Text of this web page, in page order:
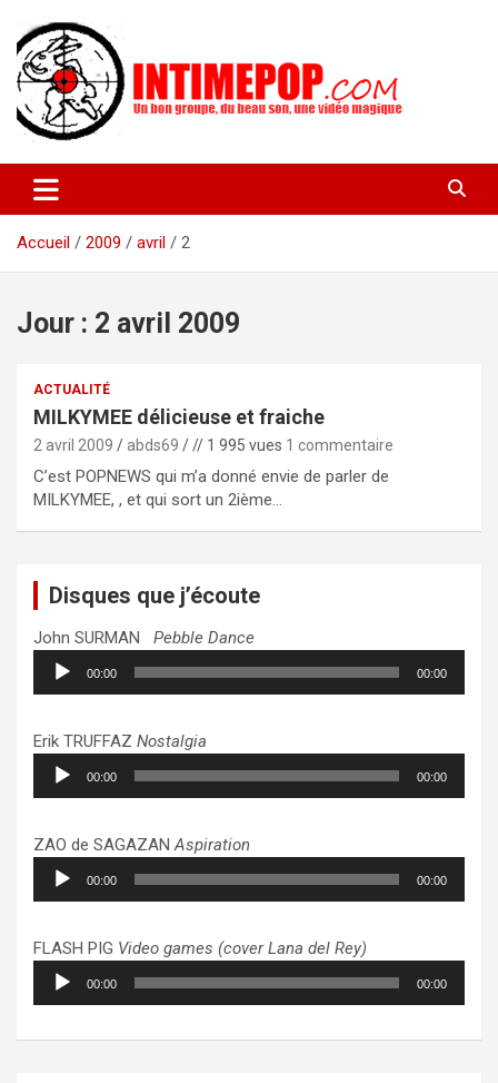
contenu
intimepop.com
actuelles pop rock, post-rock, indé sur Lyon. rock pop concert
lyon
Accueil
2009 avril 2
Jour : 2 avril 2009
ACTUALITÉ
MILKYMEE délicieuse et fraiche
2 avril 2009 abds69 // 1 995 vues 1 commentaire
C’est POPNEWS qui m’a donné envie de parler de
MILKYMEE, , et qui sort un 2ième…
Disques que j’écoute
John SURMAN Pebble Dance
Lecteur
audio
00:00 00:00
Erik TRUFFAZ Nostalgia
Lecteur
audio
00:00 00:00
ZAO de SAGAZANAspiration
Lecteur
audio
00:00 00:00
FLASH PIG Video games (cover Lana del Rey)
Lecteur
audio
00:00 00:00